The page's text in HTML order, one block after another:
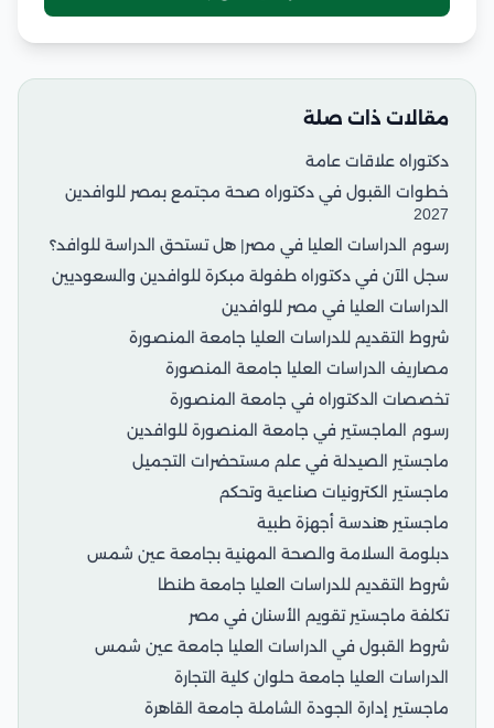
مقالات ذات صلة
دكتوراه علاقات عامة
خطوات القبول في دكتوراه صحة مجتمع بمصر للوافدين
2027
رسوم الدراسات العليا في مصر| هل تستحق الدراسة للوافد؟
سجل الآن في دكتوراه طفولة مبكرة للوافدين والسعوديين
الدراسات العليا في مصر للوافدين
شروط التقديم للدراسات العليا جامعة المنصورة
مصاريف الدراسات العليا جامعة المنصورة
تخصصات الدكتوراه في جامعة المنصورة
رسوم الماجستير في جامعة المنصورة للوافدين
ماجستير الصيدلة في علم مستحضرات التجميل
ماجستير الكترونيات صناعية وتحكم
ماجستير هندسة أجهزة طبية
دبلومة السلامة والصحة المهنية بجامعة عين شمس
شروط التقديم للدراسات العليا جامعة طنطا
تكلفة ماجستير تقويم الأسنان في مصر
شروط القبول في الدراسات العليا جامعة عين شمس
الدراسات العليا جامعة حلوان كلية التجارة
ماجستير إدارة الجودة الشاملة جامعة القاهرة